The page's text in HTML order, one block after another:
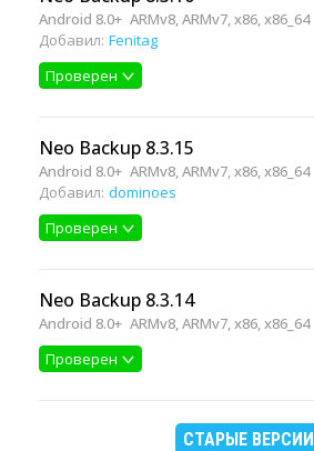
Android 8.0+ ARMv8, ARMv7, x86, x86_64
Добавил: Fenitag
Проверен
Neo Backup 8.3.15
Android 8.0+ ARMv8, ARMv7, x86, x86_64
Добавил: dominoes
Проверен
Neo Backup 8.3.14
Android 8.0+ ARMv8, ARMv7, x86, x86_64
Проверен
СТАРЫЕ ВЕРСИИ